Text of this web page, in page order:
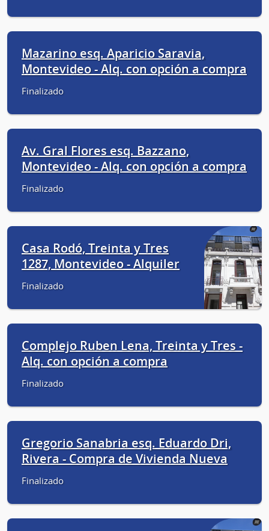
Mazarino esq. Aparicio Saravia,
Montevideo - Alq. con opción a compra
Finalizado
Av. Gral Flores esq. Bazzano,
Montevideo - Alq. con opción a compra
Finalizado
Casa Rodó, Treinta y Tres
1287, Montevideo - Alquiler
Finalizado
Complejo Ruben Lena, Treinta y Tres -
Alq. con opción a compra
Finalizado
Gregorio Sanabria esq. Eduardo Dri,
Rivera - Compra de Vivienda Nueva
Finalizado